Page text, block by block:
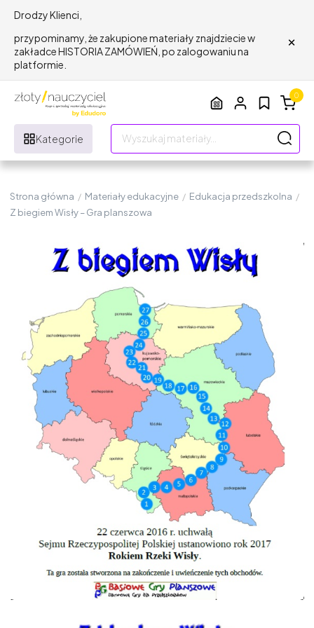
Drodzy Klienci,
przypominamy, że zakupione materiały znajdziecie w
zakładce HISTORIA ZAMÓWIEŃ, po zalogowaniu na
platformie.
×
Kategorie
0
Strona główna / Materiały edukacyjne / Edukacja przedszkolna /
Z biegiem Wisły – Gra planszowa